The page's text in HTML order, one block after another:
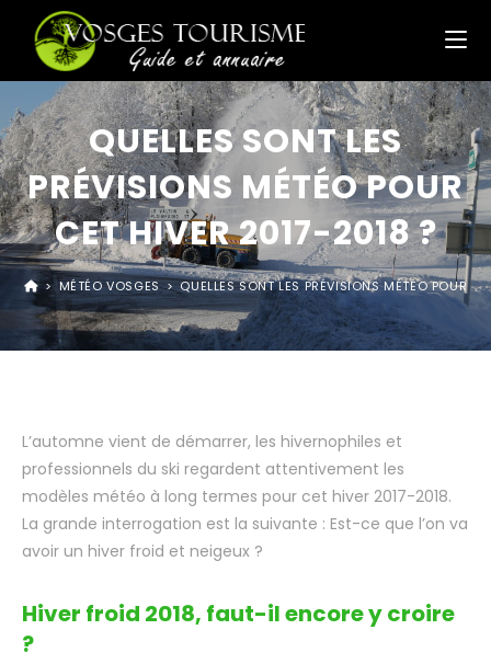
QUELLES SONT LES
PRÉVISIONS MÉTÉO POUR
CET HIVER 2017-2018 ?
> MÉTÉO VOSGES > QUELLES SONT LES PRÉVISIONS MÉTÉO POUR
L’automne vient de démarrer, les hivernophiles et
professionnels du ski regardent attentivement les
modèles météo à long termes pour cet hiver 2017-2018.
La grande interrogation est la suivante : Est-ce que l’on va
avoir un hiver froid et neigeux ?
Hiver froid 2018, faut-il encore y croire
?